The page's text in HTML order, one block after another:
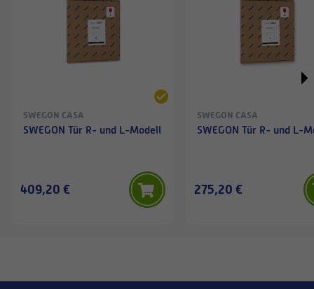
SWEGON CASA
SWEGON Tür R- und L-Modell
409,20 €
SWEGON CASA
SWEGON Tür R- und L-
275,20 €